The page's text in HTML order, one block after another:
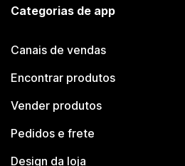
Categorias de app
Canais de vendas
Encontrar produtos
Vender produtos
Pedidos e frete
Design da loja